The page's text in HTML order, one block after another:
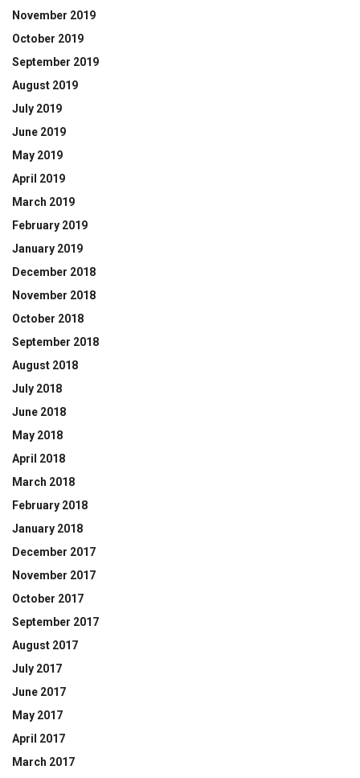
November 2019
October 2019
September 2019
August 2019
July 2019
June 2019
May 2019
April 2019
March 2019
February 2019
January 2019
December 2018
November 2018
October 2018
September 2018
August 2018
July 2018
June 2018
May 2018
April 2018
March 2018
February 2018
January 2018
December 2017
November 2017
October 2017
September 2017
August 2017
July 2017
June 2017
May 2017
April 2017
March 2017